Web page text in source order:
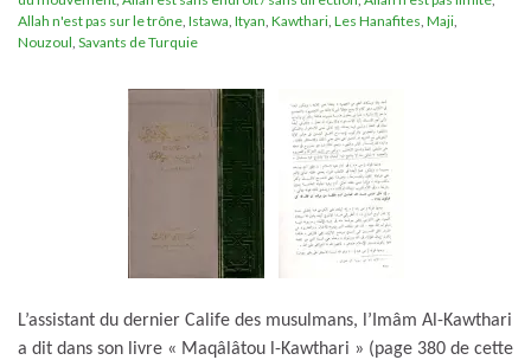
Allah n'est pas sur le trône Istawa Ityan Kawthari Les Hanafites Maji
Nouzoul Savants de Turquie
L’assistant du dernier Calife des musulmans, l’Imâm Al-Kawthari
a dit dans son livre « Maqâlâtou l-Kawthari » (page 380 de cette